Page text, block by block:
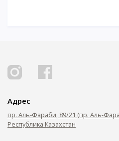
Адрес
пр. Аль-Фараби, 89/21 (пр. Аль-
Республика Казахстан